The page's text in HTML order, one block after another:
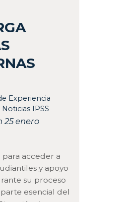
Experiencia
Noticias IPSS
25 enero
para acceder a
y apoyo
su proceso
esencial del